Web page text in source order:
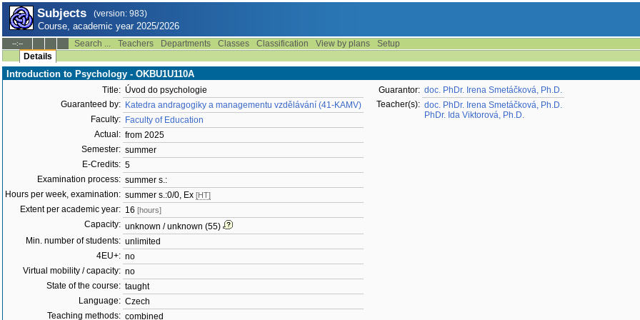
Subjects (version: 983)
Course, academic year 2025/2026
--:-- Search ... Teachers Departments Classes Classification View by plans
Setup
Details
Introduction to Psychology - OKBU1U110A
Title: Úvod do psychologie
Guaranteed by: Katedra andragogiky a managementu vzdělávání (41-KAMV)
Faculty: Faculty of Education
Actual: from 2025
Semester: summer
E-Credits: 5
Examination process: summer s.:
Hours per week, examination: summer s.:0/0, Ex [HT]
Extent per academic year: 16 [hours]
Capacity: unknown / unknown (55)
Min. number of students: unlimited
4EU+: no
Virtual mobility / capacity: no
State of the course: taught
Language: Czech
Teaching methods: combined
Guarantor: doc. PhDr. Irena Smetáčková, Ph.D.
Teacher(s): doc. PhDr. Irena Smetáčková, Ph.D.
PhDr. Ida Viktorová, Ph.D.